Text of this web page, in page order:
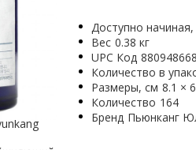
Доступно начиная,
Вес 0.38 кг
UPC Код
Количество в
Размеры, см 8.1 ×
Количество 164
Бренд Пьюнканг